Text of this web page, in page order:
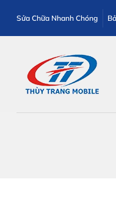
qua
nội
Sửa Chữa Nhanh Chóng